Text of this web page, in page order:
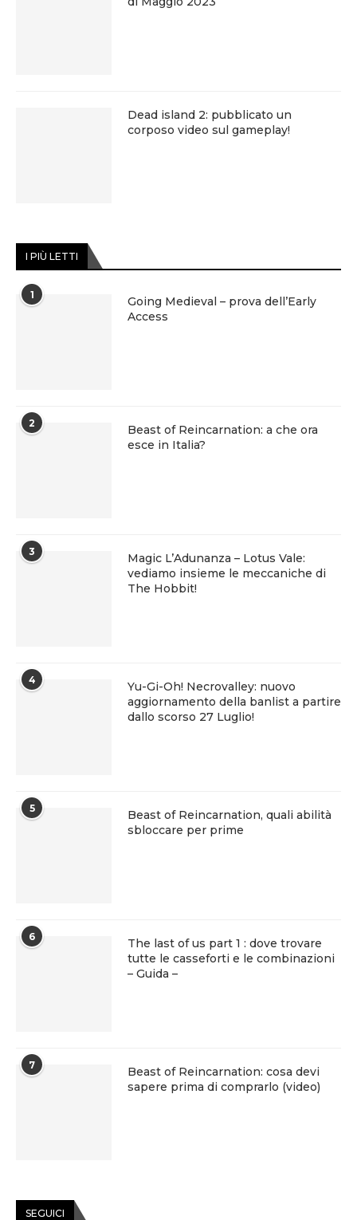
Dead island 2: pubblicato un
corposo video sul gameplay!
I PIÙ LETTI
1
Going Medieval – prova dell’Early
Access
2
Beast of Reincarnation: a che ora
esce in Italia?
3
Magic L’Adunanza – Lotus Vale:
vediamo insieme le meccaniche di
The Hobbit!
4
Yu-Gi-Oh! Necrovalley: nuovo
aggiornamento della banlist a partire
dallo scorso 27 Luglio!
5
Beast of Reincarnation, quali abilità
sbloccare per prime
6
The last of us part 1 : dove trovare
tutte le casseforti e le combinazioni
– Guida –
7
Beast of Reincarnation: cosa devi
sapere prima di comprarlo (video)
SEGUICI